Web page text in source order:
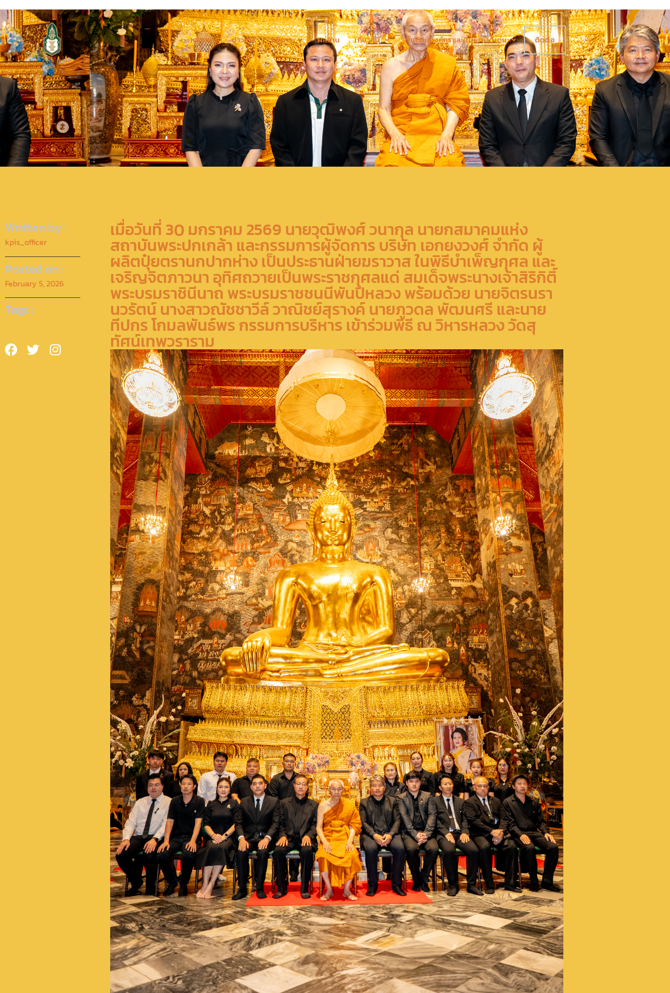
หน้าหลัก ข่าวสาร บริการ ผลงาน เกี่ยวกับ ทำเนียบองค์กรและศิษย์เก่าดีเด่น ติดต่อ
Written by :
kpis_officer
Posted on :
February 5, 2026
Tags :
เมื่อวันที่ 30 มกราคม 2569 นายวุฒิพงศ์ วนากุล นายกสมาคมแห่ง
สถาบันพระปกเกล้า และกรรมการผู้จัดการ บริษัท เอกยงวงศ์ จำกัด ผู้
ผลิตปุ๋ยตรานกปากห่าง เป็นประธานฝ่ายฆราวาส ในพิธีบำเพ็ญกุศล และ
เจริญจิตภาวนา อุทิศถวายเป็นพระราชกุศลแด่ สมเด็จพระนางเจ้าสิริกิติ์
พระบรมราชินีนาถ พระบรมราชชนนีพันปีหลวง พร้อมด้วย นายจิตรนรา
นวรัตน์ นางสาวณัชชาวีล์ วาณิชย์สุรางค์ นายภูวดล พัฒนศรี และนาย
ทีปกร โกมลพันธ์พร กรรมการบริหาร เข้าร่วมพิธี ณ วิหารหลวง วัดสุ
ทัศน์เทพวราราม